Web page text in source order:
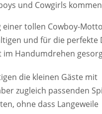
und Cowgirls
einer tollen Cowboy-
und für die perfekte
im Handumdrehen
die kleinen Gäste mit
zugleich passenden
ohne dass Langeweile